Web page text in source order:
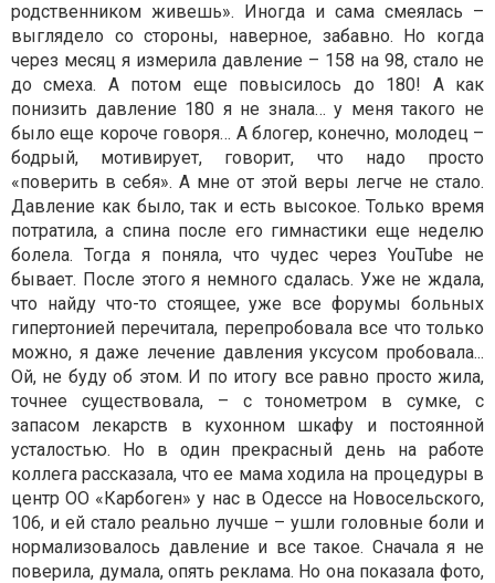
родственником живешь». Иногда и сама смеялась –
выглядело со стороны, наверное, забавно. Но когда
через месяц я измерила давление – 158 на 98, стало не
до смеха. А потом еще повысилось до 180! А как
понизить давление 180 я не знала… у меня такого не
было еще короче говоря… А блогер, конечно, молодец –
бодрый, мотивирует, говорит, что надо просто
«поверить в себя». А мне от этой веры легче не стало.
Давление как было, так и есть высокое. Только время
потратила, а спина после его гимнастики еще неделю
болела. Тогда я поняла, что чудес через YouTube не
бывает. После этого я немного сдалась. Уже не ждала,
что найду что-то стоящее, уже все форумы больных
гипертонией перечитала, перепробовала все что только
можно, я даже лечение давления уксусом пробовала...
Ой, не буду об этом. И по итогу все равно просто жила,
точнее существовала, – с тонометром в сумке, с
запасом лекарств в кухонном шкафу и постоянной
усталостью. Но в один прекрасный день на работе
коллега рассказала, что ее мама ходила на процедуры в
центр ОО «Карбоген» у нас в Одессе на Новосельского,
106, и ей стало реально лучше – ушли головные боли и
нормализовалось давление и все такое. Сначала я не
поверила, думала, опять реклама. Но она показала фото,